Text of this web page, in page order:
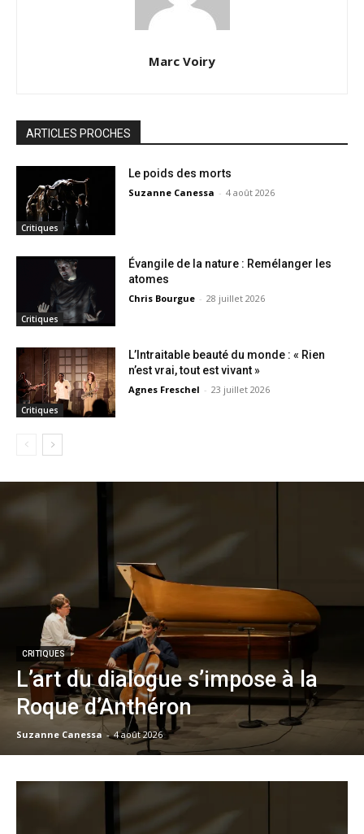
Marc Voiry
ARTICLES PROCHES
Critiques
Le poids des morts
Suzanne Canessa - 4 août 2026
Critiques
Évangile de la nature : Remélanger les
atomes
Chris Bourgue - 28 juillet 2026
Critiques
L’Intraitable beauté du monde : « Rien
n’est vrai, tout est vivant »
Agnes Freschel - 23 juillet 2026
CRITIQUES
L’art du dialogue s’impose à la
Roque d’Anthéron
Suzanne Canessa - 4 août 2026